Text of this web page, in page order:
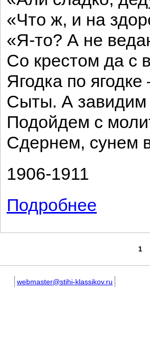
«Что ж, и на
«Я-то? А не
Со крестом да с
Ягодка по
Сыты. А завидим
Подойдем с
Сдернем, сунем
1906-1911
Подробнее
1
webmaster@stihi-klassikov.ru